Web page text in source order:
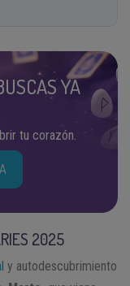
YA
tu corazón.
2025
y autodescubrimiento